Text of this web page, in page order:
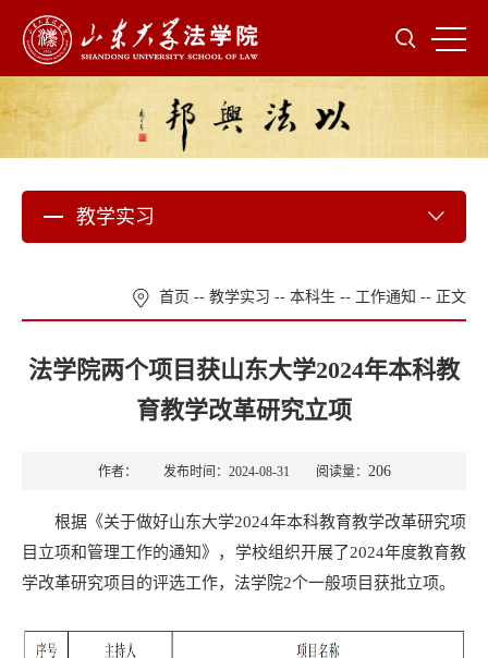
教学实习
首页 -- 教学实习 -- 本科生 -- 工作通知 -- 正文
法学院两个项目获山东大学2024年本科教
育教学改革研究立项
作者： 发布时间：2024-08-31 阅读量： 206
根据《关于做好山东大学2024年本科教育教学改革研究项
目立项和管理工作的通知》，学校组织开展了2024年度教育教
学改革研究项目的评选工作，法学院2个一般项目获批立项。